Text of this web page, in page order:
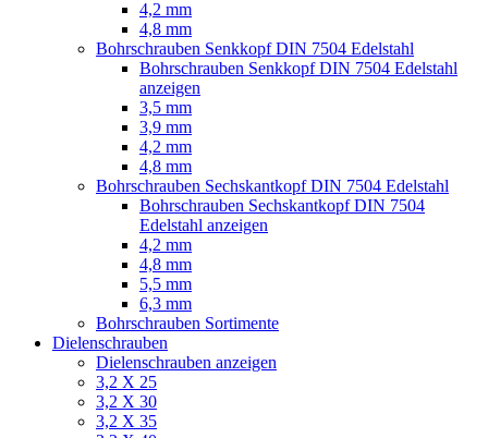
4,2 mm
4,8 mm
Bohrschrauben Senkkopf DIN 7504 Edelstahl
Bohrschrauben Senkkopf DIN 7504 Edelstahl
anzeigen
3,5 mm
3,9 mm
4,2 mm
4,8 mm
Bohrschrauben Sechskantkopf DIN 7504 Edelstahl
Bohrschrauben Sechskantkopf DIN 7504
Edelstahl anzeigen
4,2 mm
4,8 mm
5,5 mm
6,3 mm
Bohrschrauben Sortimente
Dielenschrauben
Dielenschrauben anzeigen
3,2 X 25
3,2 X 30
3,2 X 35